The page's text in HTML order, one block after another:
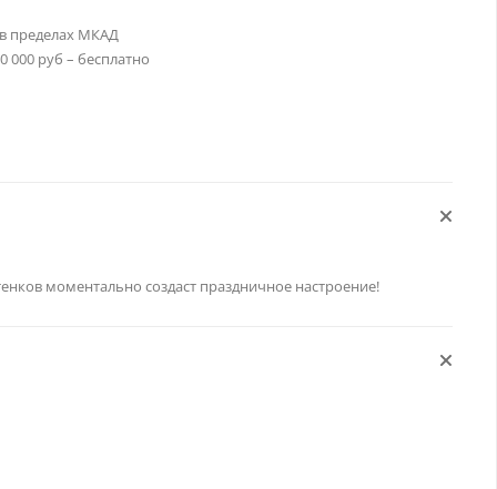
в пределах МКАД
000 руб – бесплатно
моментально создаст праздничное настроение!